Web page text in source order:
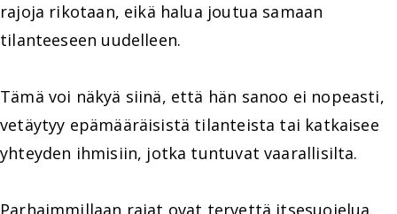
rajoja rikotaan, eikä halua joutua samaan
tilanteeseen uudelleen.
Tämä voi näkyä siinä, että hän sanoo ei nopeasti,
vetäytyy epämääräisistä tilanteista tai katkaisee
yhteyden ihmisiin, jotka tuntuvat vaarallisilta.
Parhaimmillaan rajat ovat tervettä itsesuojelua.